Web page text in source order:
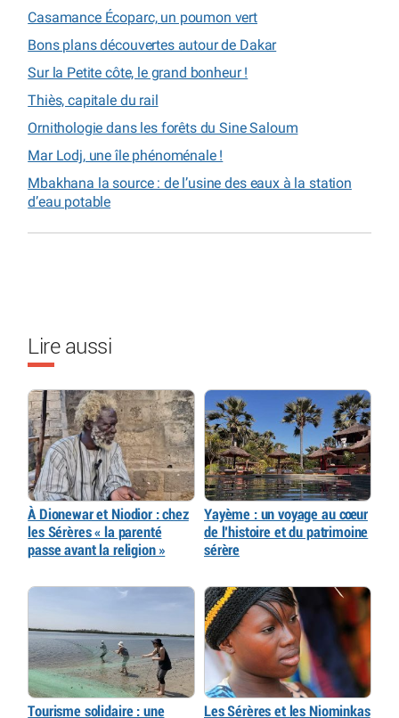
Casamance Écoparc, un poumon vert
Bons plans découvertes autour de Dakar
Sur la Petite côte, le grand bonheur !
Thiès, capitale du rail
Ornithologie dans les forêts du Sine Saloum
Mar Lodj, une île phénoménale !
Mbakhana la source : de l’usine des eaux à la station
d’eau potable
Lire aussi
À Dionewar et Niodior : chez
les Sérères « la parenté
passe avant la religion »
Yayème : un voyage au cœur
de l’histoire et du patrimoine
sérère
Tourisme solidaire : une
Les Sérères et les Niominkas